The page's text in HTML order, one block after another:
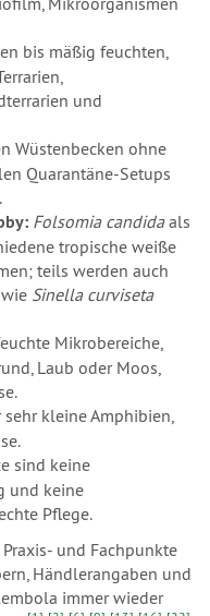
bis mäßig feuchten,
und
Wüstenbecken ohne
Quarantäne-Setups
Folsomia candidaals
tropische weiße
teils werden auch
Sinella curviseta
Mikrobereiche,
Laub oder Moos,
kleine Amphibien,
sind keine
und keine
Pflege.
und Fachpunkte
Händlerangaben und
immer wieder